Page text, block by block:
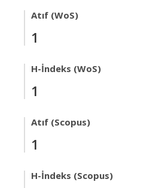
Atıf (WoS)
1
H-İndeks (WoS)
1
Atıf (Scopus)
1
H-İndeks (Scopus)